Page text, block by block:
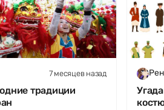
7 месяцев назад
традиции